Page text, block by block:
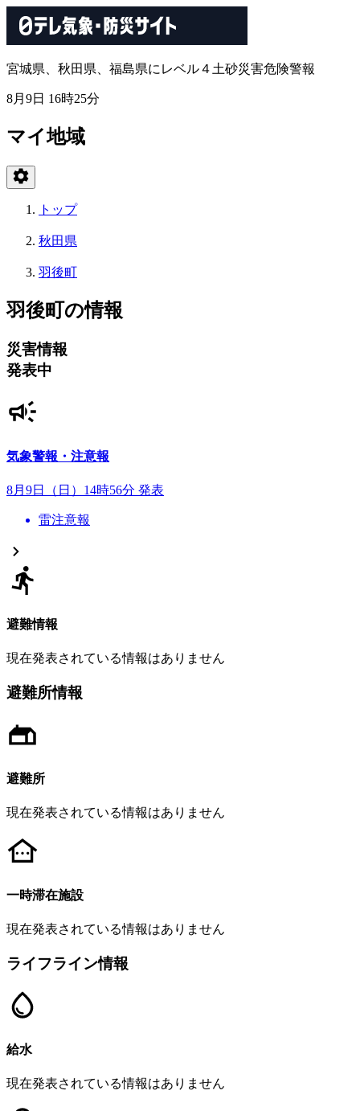
宮城県、秋田県、福島県にレベル４土砂災害危険警報
8月9日 16時25分
マイ地域
トップ
秋田県
羽後町
羽後町の情報
災害情報
発表中
気象警報・注意報
8月9日（日）14時56分 発表
雷注意報
避難情報
現在発表されている情報はありません
避難所情報
避難所
現在発表されている情報はありません
一時滞在施設
現在発表されている情報はありません
ライフライン情報
給水
現在発表されている情報はありません